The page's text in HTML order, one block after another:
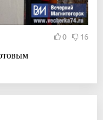
0 16